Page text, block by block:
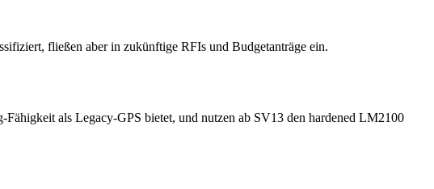
fließen aber in zukünftige RFIs und Budgetanträge ein.
als Legacy-GPS bietet, und nutzen ab SV13 den hardened LM2100